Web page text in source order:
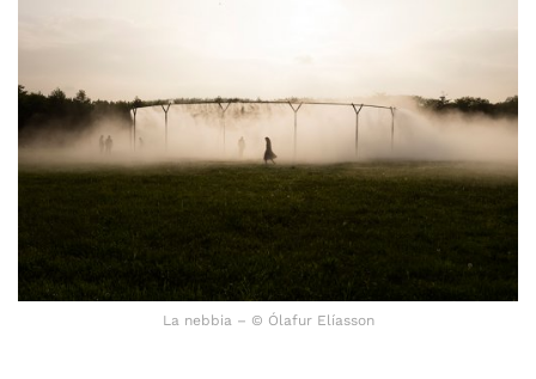
La nebbia – © Ólafur Elíasson